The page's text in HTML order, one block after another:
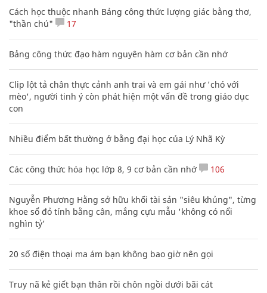
Cách học thuộc nhanh Bảng công thức lượng giác bằng thơ,
"thần chú"
17
Bảng công thức đạo hàm nguyên hàm cơ bản cần nhớ
Clip lột tả chân thực cảnh anh trai và em gái như 'chó với
mèo', người tinh ý còn phát hiện một vấn đề trong giáo dục
con
Nhiều điểm bất thường ở bằng đại học của Lý Nhã Kỳ
Các công thức hóa học lớp 8, 9 cơ bản cần nhớ 106
Nguyễn Phương Hằng sở hữu khối tài sản "siêu khủng", từng
khoe sổ đỏ tính bằng cân, mắng cựu mẫu 'không có nổi
nghìn tỷ'
20 số điện thoại ma ám bạn không bao giờ nên gọi
Truy nã kẻ giết bạn thân rồi chôn ngồi dưới bãi cát